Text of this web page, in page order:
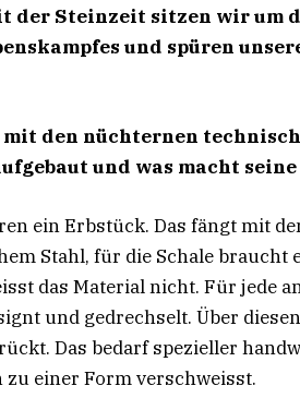
der Steinzeit sitzen wir um
und spüren
den nüchternen
und was macht
ein Erbstück. Das fängt mit
Stahl, für die Schale braucht
das Material nicht. Für jede
und gedrechselt. Über
Das bedarf spezieller
zu einer Form verschweisst.